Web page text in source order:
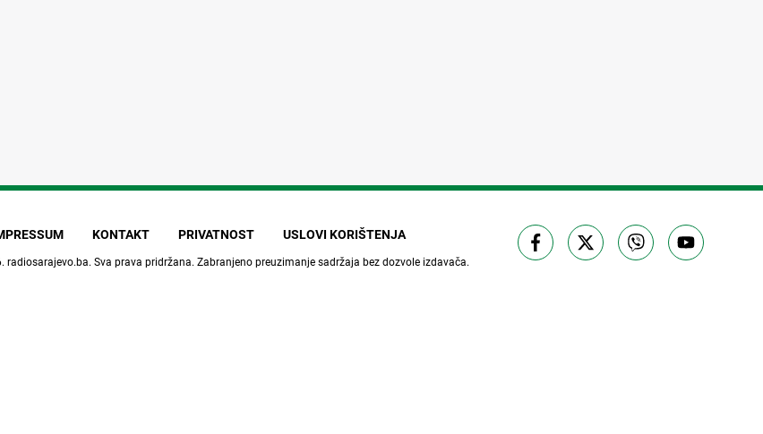
KONTAKT PRIVATNOST USLOVI KORIŠTENJA
radiosarajevo.ba. Sva prava pridržana. Zabranjeno preuzimanje sadržaja bez dozvole izdavača.